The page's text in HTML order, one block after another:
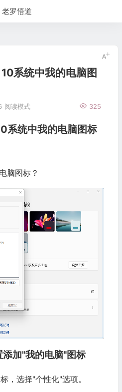
老罗悟道
系统中我的电脑图
325
阅读模式
系统中我的电脑图标
脑图标？
加"我的电脑"图标
，选择"个性化"选项。